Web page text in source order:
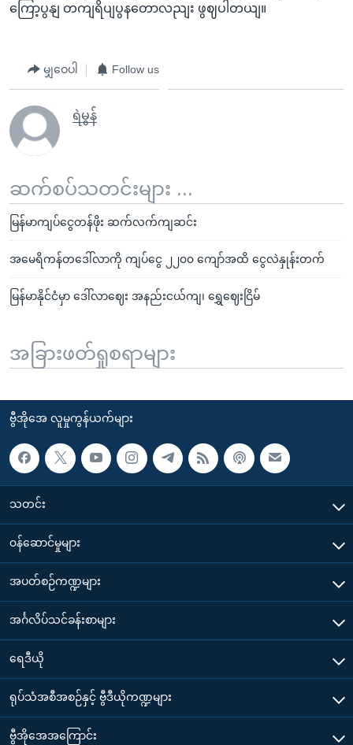
ကြော့ပွနျ တကျရိပျပွနတောလညျး ဖွဈပါတယျ။
မျှဝေပါ Follow us
ရဲမွန်
ဆက်စပ်သတင်းများ ...
မြန်မာကျပ်ငွေတန်ဖိုး ဆက်လက်ကျဆင်း
အမေရိကန်တဒေါ်လာကို ကျပ်ငွေ ၂၂၀၀ ကျော်အထိ ငွေလဲနှုန်းတက်
မြန်မာနိုင်ငံမှာ ဒေါ်လာဈေး အနည်းငယ်ကျ၊ ရွှေဈေးငြိမ်
အခြားဖတ်ရှုစရာများ
ဗွီအိုအေ လူမှုကွန်ယက်များ
သတင်း
၀န်ဆောင်မှုများ
အပတ်စဉ်ကဏ္ဍများ
အင်္ဂလိပ်သင်ခန်းစာများ
ရေဒီယို
ရုပ်သံအစီအစဉ်နှင့် ဗွီဒီယိုကဏ္ဍများ
ဗွီအိုအေအကြောင်း